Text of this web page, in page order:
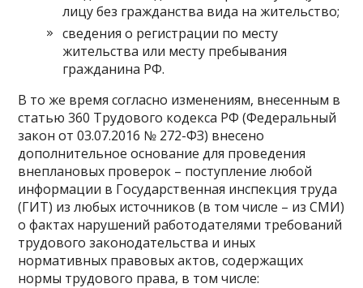
лицу без гражданства вида на жительство;
сведения о регистрации по месту
жительства или месту пребывания
гражданина РФ.
В то же время согласно изменениям, внесенным в
статью 360 Трудового кодекса РФ (Федеральный
закон от 03.07.2016 № 272-ФЗ) внесено
дополнительное основание для проведения
внеплановых проверок – поступление любой
информации в Государственная инспекция труда
(ГИТ) из любых источников (в том числе – из СМИ)
о фактах нарушений работодателями требований
трудового законодательства и иных
нормативных правовых актов, содержащих
нормы трудового права, в том числе: